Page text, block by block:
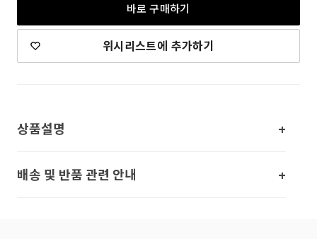
바로 구매하기
위시리스트에 추가하기
상품설명
배송 및 반품 관련 안내